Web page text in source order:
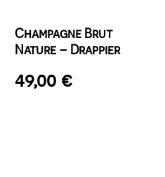
Champagne Brut
Nature – Drappier
49,00 €